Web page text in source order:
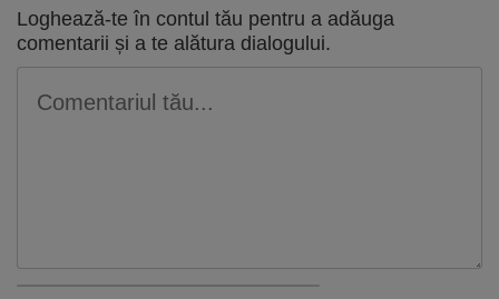
Loghează-te în contul tău pentru a adăuga
comentarii și a te alătura dialogului.